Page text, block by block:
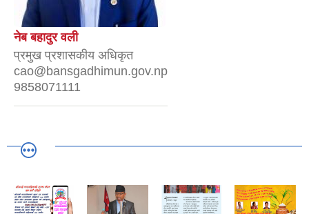
नेब बहादुर वली
प्रमुख प्रशासकीय अधिकृत
cao@bansgadhimun.gov.np
9858071111